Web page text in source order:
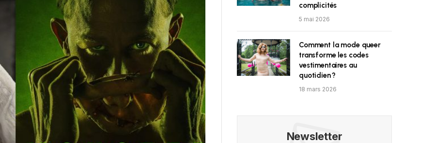
complicités
5 mai 2026
Comment la mode queer
transforme les codes
vestimentaires au
quotidien ?
18 mars 2026
Newsletter